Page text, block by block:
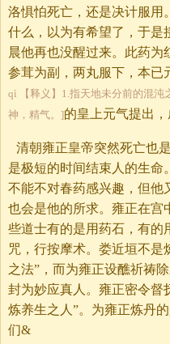
洛惧怕死亡，还是决计服用
什么，以为有希望了，于是
晨他再也没醒过来。此药为
参茸为副，两丸服下，本已
qì 【释义】1.指天地未分前的混沌
神，精气。]的皇上元气提出，
清朝雍正皇帝突然死亡也
是极短的时间结束人的生命
不能不对春药感兴趣，但他
也会是他的所求。雍正在宫
些道士有的是用药石，有的
咒，行按摩术。娄近垣不是
之法”，而为雍正设醮祈祷
封为妙应真人。雍正密令督
炼养生之人”。为雍正炼丹
们&